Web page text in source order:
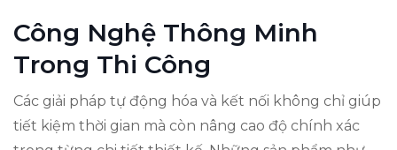
Công Nghệ Thông Minh
Trong Thi Công
Các giải pháp tự động hóa và kết nối không chỉ giúp
tiết kiệm thời gian mà còn nâng cao độ chính xác